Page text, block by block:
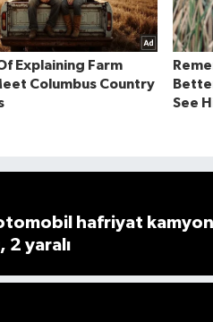
hafriyat
2 yaralı